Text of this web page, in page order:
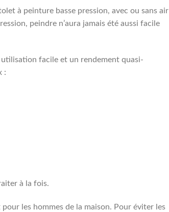
à peinture basse pression, avec ou sans air
peindre n’aura jamais été aussi facile
facile et un rendement quasi-
:
à la fois.
les hommes de la maison. Pour éviter les